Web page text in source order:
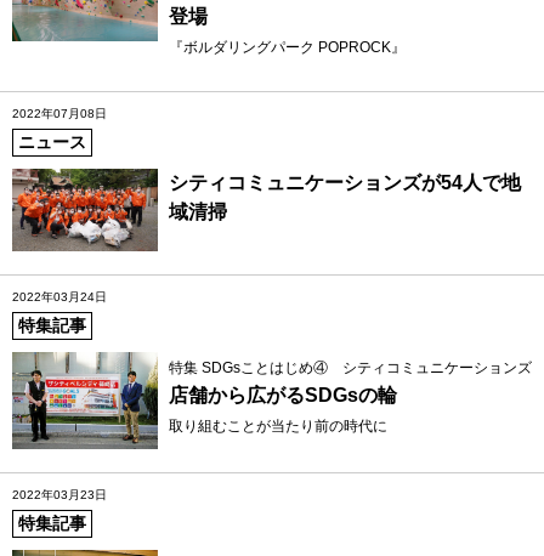
登場
『ボルダリングパーク POPROCK』
2022年07月08日
ニュース
シティコミュニケーションズが54人で地
域清掃
2022年03月24日
特集記事
特集 SDGsことはじめ④ シティコミュニケーションズ
店舗から広がるSDGsの輪
取り組むことが当たり前の時代に
2022年03月23日
特集記事